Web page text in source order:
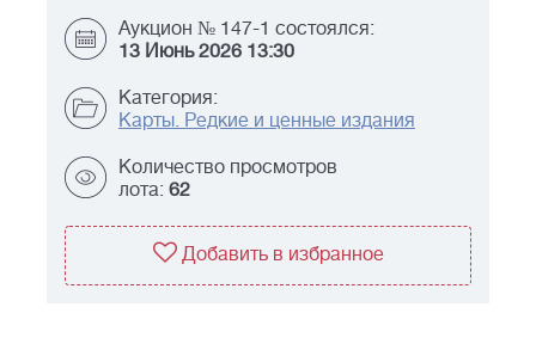
Аукцион № 147-1 состоялся:
13 Июнь 2026 13:30
Категория:
Карты. Редкие и ценные издания
Количество просмотров
лота: 62
Добавить в избранное